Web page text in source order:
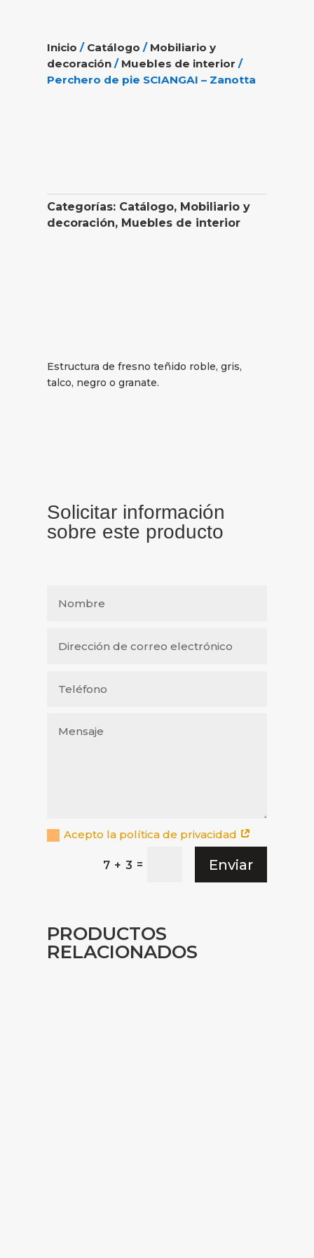
Inicio / Catálogo / Mobiliario y
decoración / Muebles de interior /
Perchero de pie SCIANGAI – Zanotta
Categorías: Catálogo, Mobiliario y
decoración, Muebles de interior
Estructura de fresno teñido roble, gris,
talco, negro o granate.
Solicitar información
sobre este producto
Acepto la política de privacidad
7 + 3 = Enviar
PRODUCTOS
RELACIONADOS